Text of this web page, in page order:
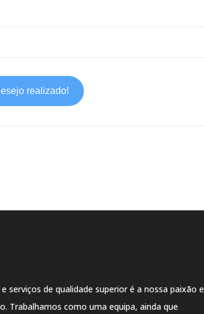
realizado!
serviços de qualidade superior é a nossa paixão e
Trabalhamos como uma equipa, ainda que